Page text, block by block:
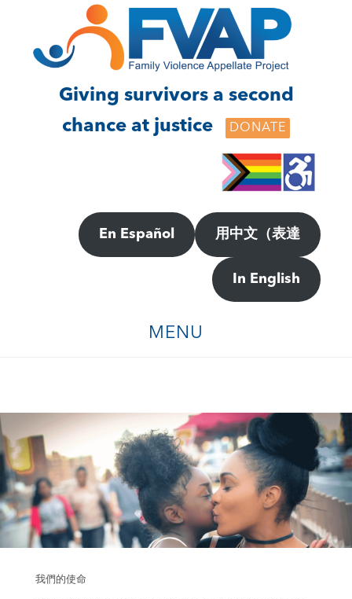
footer
Giving survivors a second
chance at justice
DONATE
En Español 用中文（表達
In English
MENU
我們的使命